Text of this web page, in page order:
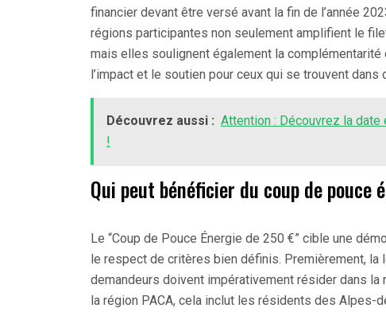
financier devant être versé avant la fin de l’année
régions participantes non seulement amplifient le
mais elles soulignent également la
l’impact et le soutien pour ceux qui se trouvent
Découvrez aussi : Attention : Découvrez la
!
Qui peut bénéficier du coup de pouce
Le “Coup de Pouce Énergie de 250 €” cible une
le respect de critères bien définis. Premièrement,
demandeurs doivent impérativement résider dans la
la région PACA, cela inclut les résidents des Alpes-